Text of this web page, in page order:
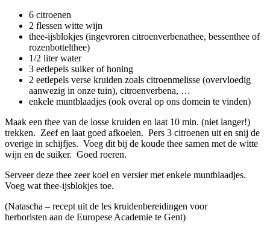
6 citroenen
2 flessen witte wijn
thee-ijsblokjes (ingevroren citroenverbenathee, bessenthee of
rozenbottelthee)
1/2 liter water
3 eetlepels suiker of honing
2 eetlepels verse kruiden zoals citroenmelisse (overvloedig
aanwezig in onze tuin), citroenverbena, …
enkele muntblaadjes (ook overal op ons domein te vinden)
Maak een thee van de losse kruiden en laat 10 min. (niet langer!)
trekken. Zeef en laat goed afkoelen. Pers 3 citroenen uit en snij de
overige in schijfjes. Voeg dit bij de koude thee samen met de witte
wijn en de suiker. Goed roeren.
Serveer deze thee zeer koel en versier met enkele muntblaadjes.
Voeg wat thee-ijsblokjes toe.
(Natascha – recept uit de les kruidenbereidingen voor
herboristen aan de Europese Academie te Gent)